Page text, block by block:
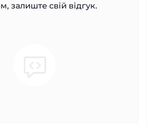
залиште свій відгук.